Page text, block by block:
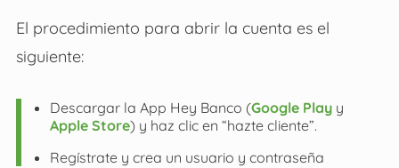
El procedimiento para abrir la cuenta es el
siguiente:
Descargar la App Hey Banco (Google Playy
Apple Store) y haz clic en “hazte cliente”.
Regístrate y crea un usuario y contraseña